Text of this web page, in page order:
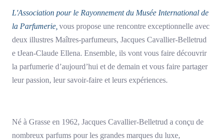
L'Association pour le Rayonnement du Musée International de
la Parfumerie, vous propose une rencontre exceptionnelle avec
deux illustres Maîtres-parfumeurs, Jacques Cavallier-Belletrud
e tJean-Claude Ellena. Ensemble, ils vont vous faire découvrir
la parfumerie d’aujourd’hui et de demain et vous faire partager
leur passion, leur savoir-faire et leurs expériences.
Né à Grasse en 1962, Jacques Cavallier-Belletrud a conçu de
nombreux parfums pour les grandes marques du luxe,